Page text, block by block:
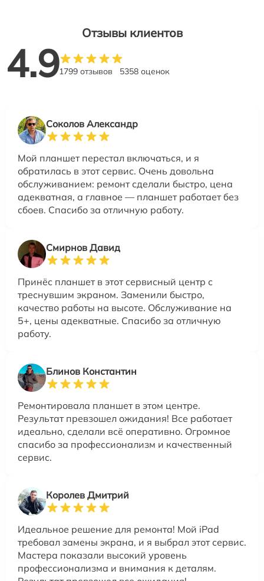
Отзывы клиентов
4.91799 отзывов 5358 оценок
Соколов Александр
Мой планшет перестал включаться, и я
обратилась в этот сервис. Очень довольна
обслуживанием: ремонт сделали быстро, цена
адекватная, а главное — планшет работает без
сбоев. Спасибо за отличную работу.
Смирнов Давид
Принёс планшет в этот сервисный центр с
треснувшим экраном. Заменили быстро,
качество работы на высоте. Обслуживание на
5+, цены адекватные. Спасибо за отличную
работу.
Блинов Константин
Ремонтировала планшет в этом центре.
Результат превзошел ожидания! Все работает
идеально, сделали всё оперативно. Огромное
спасибо за профессионализм и качественный
сервис.
Королев Дмитрий
Идеальное решение для ремонта! Мой iPad
требовал замены экрана, и я выбрал этот сервис.
Мастера показали высокий уровень
профессионализма и внимания к деталям.